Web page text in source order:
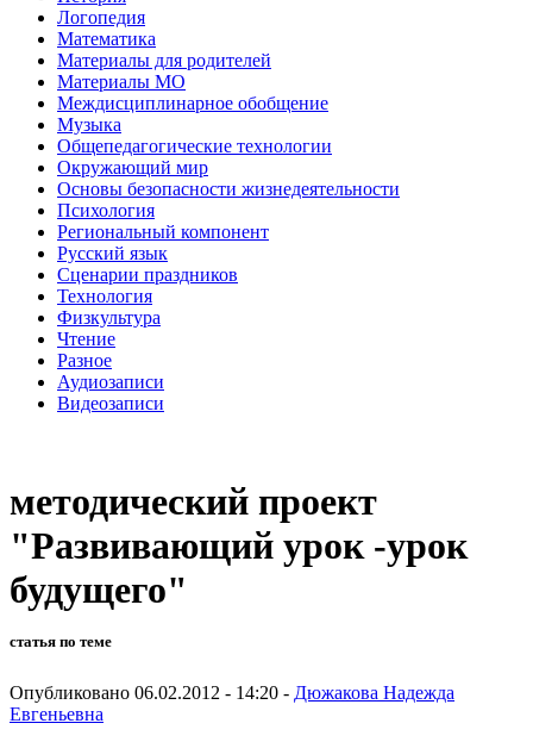
Логопедия
Математика
Материалы для родителей
Материалы МО
Междисциплинарное обобщение
Музыка
Общепедагогические технологии
Окружающий мир
Основы безопасности жизнедеятельности
Психология
Региональный компонент
Русский язык
Сценарии праздников
Технология
Физкультура
Чтение
Разное
Аудиозаписи
Видеозаписи
методический проект
"Развивающий урок -урок
будущего"
статья по теме
Опубликовано 06.02.2012 - 14:20 - Дюжакова Надежда
Евгеньевна